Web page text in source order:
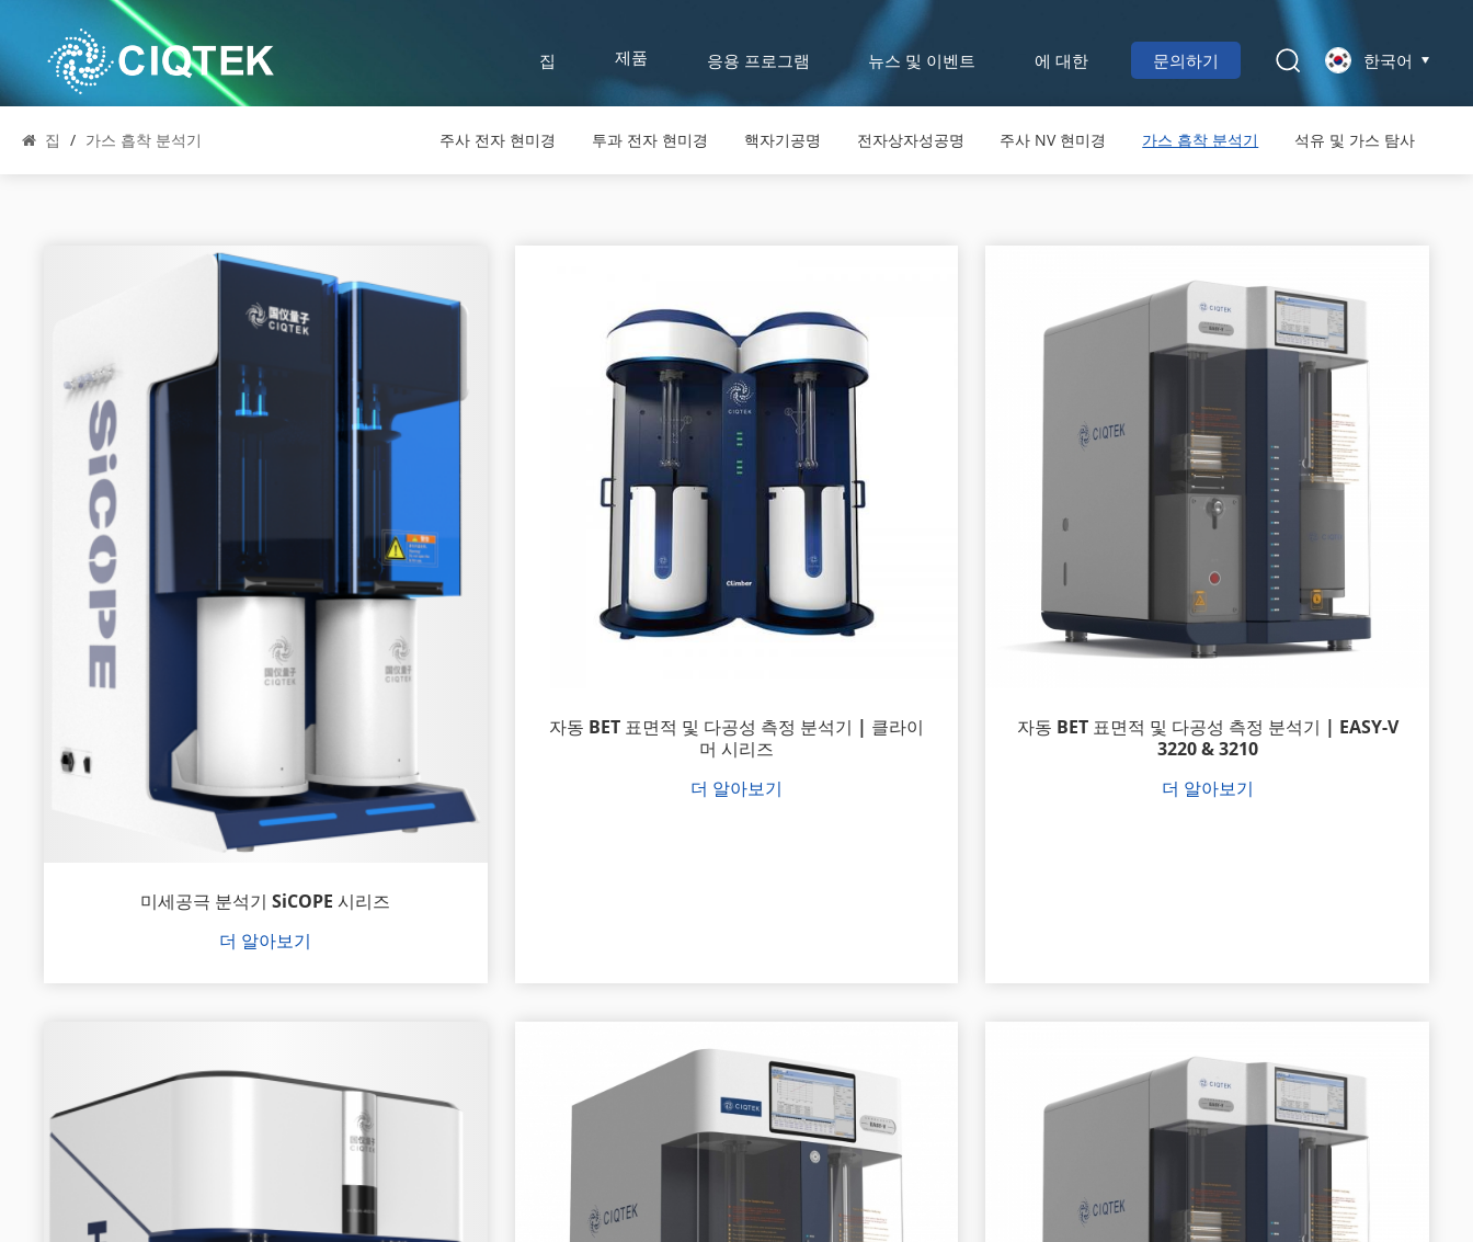
집 제품 응용 프로그램 뉴스 및 이벤트 에 대한 문의하기 한국어
집 / 가스 흡착 분석기 주사 전자 현미경 투과 전자 현미경 핵자기공명 전자상자성공명 주사 NV 현미경 가스 흡착 분석기 석유 및 가스 탐사
미세공극 분석기 SiCOPE 시리즈
더 알아보기
자동 BET 표면적 및 다공성 측정 분석기 | 클라이
머 시리즈
더 알아보기
자동 BET 표면적 및 다공성 측정 분석기 | EASY-V
3220 & 3210
더 알아보기